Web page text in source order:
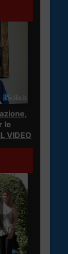
le
VIDEO